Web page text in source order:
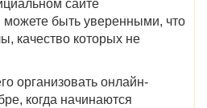
сайте
можете быть уверенными, что
качество которых не
организовать онлайн-
когда начинаются